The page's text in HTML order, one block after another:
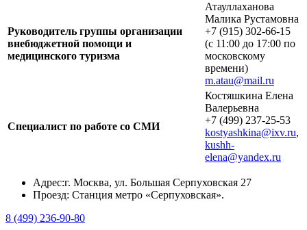
Руководитель группы организации
внебюджетной помощи и
медицинского туризма
Атауллаханова
Малика Рустамовна
+7 (915) 302-66-15
(с 11:00 до 17:00 по
московскому
времени)
m.atau@mail.ru
Специалист по работе со СМИ
Костяшкина Елена
Валерьевна
+7 (499) 237-25-53
kostyashkina@ixv.ru,
kushh-
elena@yandex.ru
Адрес:г. Москва, ул. Большая Серпуховская 27
Проезд: Станция метро «Серпуховская».
8 (499) 236-90-80